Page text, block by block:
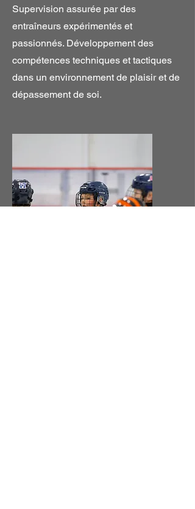
Supervision assurée par des
entraîneurs expérimentés et
passionnés. Développement des
compétences techniques et tactiques
dans un environnement de plaisir et de
dépassement de soi.